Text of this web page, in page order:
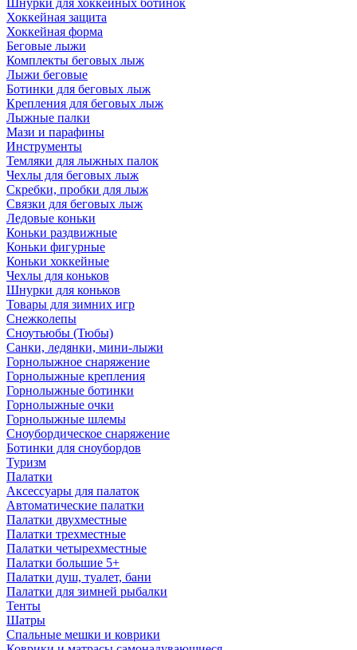
Шнурки для хоккейных ботинок
Хоккейная защита
Хоккейная форма
Беговые лыжи
Комплекты беговых лыж
Лыжи беговые
Ботинки для беговых лыж
Крепления для беговых лыж
Лыжные палки
Мази и парафины
Инструменты
Темляки для лыжных палок
Чехлы для беговых лыж
Скребки, пробки для лыж
Связки для беговых лыж
Ледовые коньки
Коньки раздвижные
Коньки фигурные
Коньки хоккейные
Чехлы для коньков
Шнурки для коньков
Товары для зимних игр
Снежколепы
Сноутьюбы (Тюбы)
Санки, ледянки, мини-лыжи
Горнолыжное снаряжение
Горнолыжные крепления
Горнолыжные ботинки
Горнолыжные очки
Горнолыжные шлемы
Сноубордическое снаряжение
Ботинки для сноубордов
Туризм
Палатки
Аксессуары для палаток
Автоматические палатки
Палатки двухместные
Палатки трехместные
Палатки четырехместные
Палатки большие 5+
Палатки душ, туалет, бани
Палатки для зимней рыбалки
Тенты
Шатры
Спальные мешки и коврики